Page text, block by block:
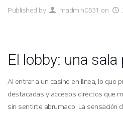
Published by madmin0531 on
El lobby: una
Al entrar a un casino en línea, lo que
destacadas y accesos directos que
sin sentirte abrumado. La sensación